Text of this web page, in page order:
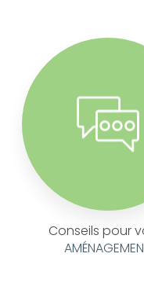
Conseils pour